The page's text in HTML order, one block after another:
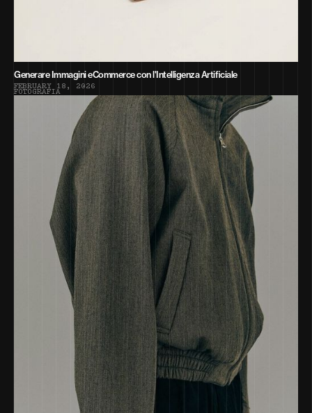
Generare Immagini eCommerce con l'Intelligenza Artificiale
FEBRUARY 1 8 , 2 0 2 6
FOTO GRAFI A